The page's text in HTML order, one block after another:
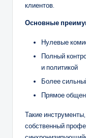
клиентов.
Основные
Нулевые
Полный
и политикой
Более
Прямое
Такие
собственный